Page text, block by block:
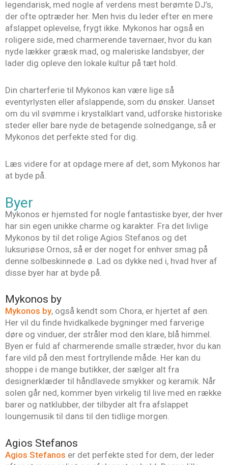
legendarisk, med nogle af verdens mest berømte DJ’s,
der ofte optræder her. Men hvis du leder efter en mere
afslappet oplevelse, frygt ikke. Mykonos har også en
roligere side, med charmerende tavernaer, hvor du kan
nyde lækker græsk mad, og maleriske landsbyer, der
lader dig opleve den lokale kultur på tæt hold.
Din charterferie til Mykonos kan være lige så
eventyrlysten eller afslappende, som du ønsker. Uanset
om du vil svømme i krystalklart vand, udforske historiske
steder eller bare nyde de betagende solnedgange, så er
Mykonos det perfekte sted for dig.
Læs videre for at opdage mere af det, som Mykonos har
at byde på.
Byer
Mykonos er hjemsted for nogle fantastiske byer, der hver
har sin egen unikke charme og karakter. Fra det livlige
Mykonos by til det rolige Agios Stefanos og det
luksuriøse Ornos, så er der noget for enhver smag på
denne solbeskinnede ø. Lad os dykke ned i, hvad hver af
disse byer har at byde på.
Mykonos by
Mykonos by, også kendt som Chora, er hjertet af øen.
Her vil du finde hvidkalkede bygninger med farverige
døre og vinduer, der stråler mod den klare, blå himmel.
Byen er fuld af charmerende smalle stræder, hvor du kan
fare vild på den mest fortryllende måde. Her kan du
shoppe i de mange butikker, der sælger alt fra
designerklæder til håndlavede smykker og keramik. Når
solen går ned, kommer byen virkelig til live med en række
barer og natklubber, der tilbyder alt fra afslappet
loungemusik til dans til den tidlige morgen.
Agios Stefanos
Agios Stefanos er det perfekte sted for dem, der leder